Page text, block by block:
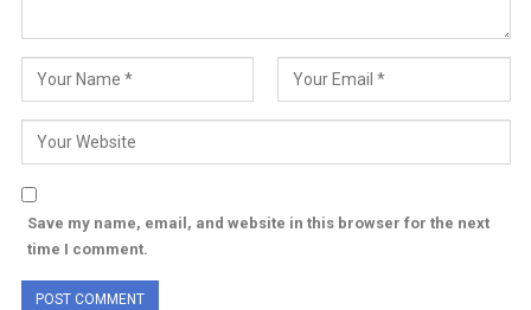
Save my name, email, and website in this browser for the next
time I comment.